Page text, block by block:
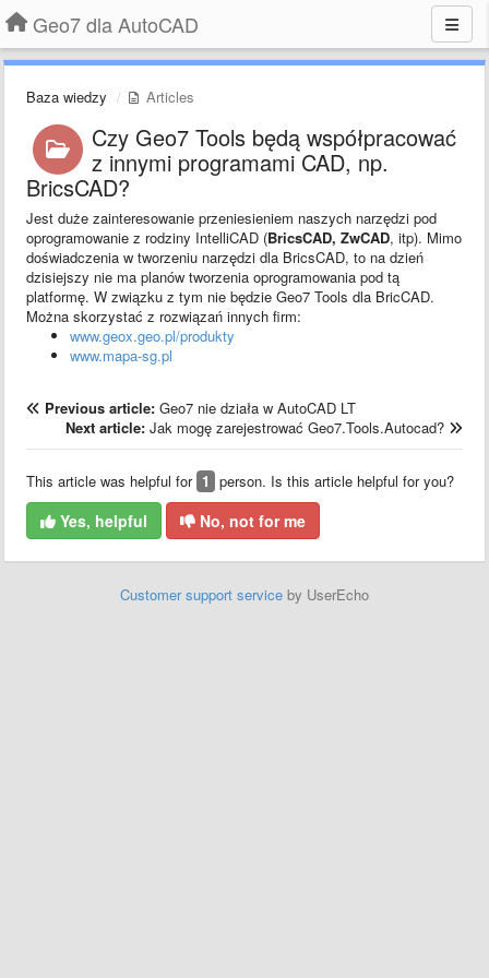
Geo7 dla AutoCAD
Baza wiedzy Articles
Czy Geo7 Tools będą współpracować
z innymi programami CAD, np.
BricsCAD?
Jest duże zainteresowanie przeniesieniem naszych narzędzi pod
oprogramowanie z rodziny IntelliCAD (BricsCAD, ZwCAD, itp). Mimo
doświadczenia w tworzeniu narzędzi dla BricsCAD, to na dzień
dzisiejszy nie ma planów tworzenia oprogramowania pod tą
platformę. W związku z tym nie będzie Geo7 Tools dla BricCAD.
Można skorzystać z rozwiązań innych firm:
www.geox.geo.pl/produkty
www.mapa-sg.pl
Previous article: Geo7 nie działa w AutoCAD LT
Next article: Jak mogę zarejestrować Geo7.Tools.Autocad?
This article was helpful for 1 person. Is this article helpful for you?
Yes, helpful No, not for me
Customer support service by UserEcho